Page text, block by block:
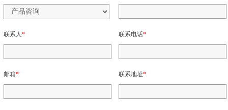
联系人* 联系电话*
邮箱* 联系地址*